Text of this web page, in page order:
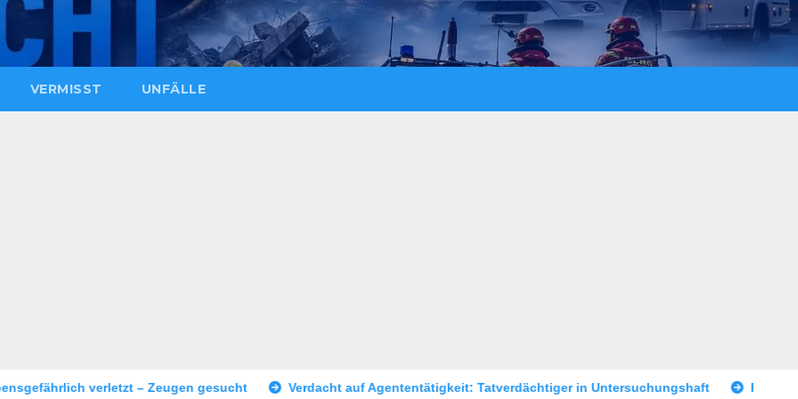
VERMISST UNFÄLLE
gesucht Verdacht auf Agententätigkeit: Tatverdächtiger in Untersuchungshaft Raubüberfall im Prostitutionsgewerbe